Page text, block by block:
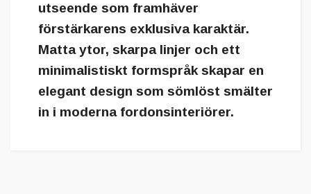
utseende som framhäver
förstärkarens exklusiva karaktär.
Matta ytor, skarpa linjer och ett
minimalistiskt formspråk skapar en
elegant design som sömlöst smälter
in i moderna fordonsinteriörer.